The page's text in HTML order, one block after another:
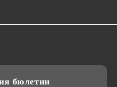
бюлетин